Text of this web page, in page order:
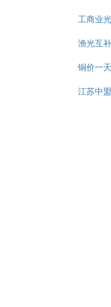
工商业
渔光互
铜价一
江苏中